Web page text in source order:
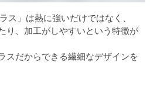
ス」は熱に強いだけではなく、
り、加工がしやすいという特徴が
スだからできる繊細なデザインを